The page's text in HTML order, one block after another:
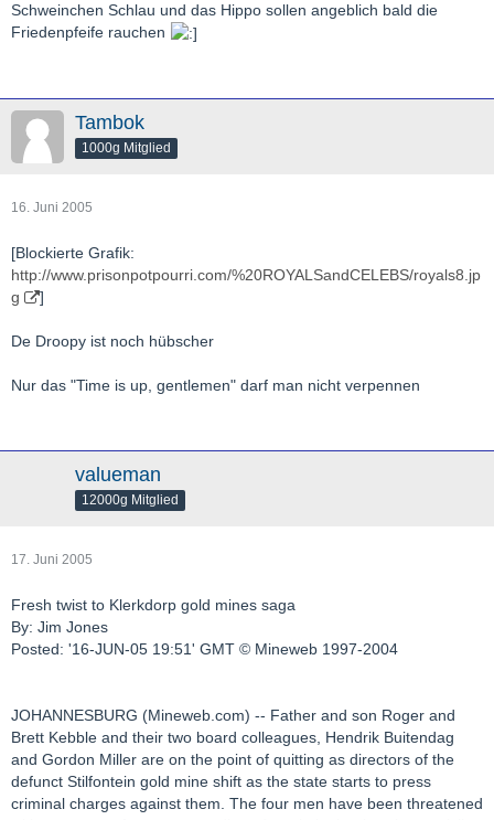
Schweinchen Schlau und das Hippo sollen angeblich bald die
Friedenpfeife rauchen
Tambok
1000g Mitglied
16. Juni 2005
[Blockierte Grafik:
http://www.prisonpotpourri.com/%20ROYALSandCELEBS/royals8.jp
g
]
De Droopy ist noch hübscher
Nur das "Time is up, gentlemen" darf man nicht verpennen
valueman
12000g Mitglied
17. Juni 2005
Fresh twist to Klerkdorp gold mines saga
By: Jim Jones
Posted: '16-JUN-05 19:51' GMT © Mineweb 1997-2004
JOHANNESBURG (Mineweb.com) -- Father and son Roger and
Brett Kebble and their two board colleagues, Hendrik Buitendag
and Gordon Miller are on the point of quitting as directors of the
defunct Stilfontein gold mine shift as the state starts to press
criminal charges against them. The four men have been threatened